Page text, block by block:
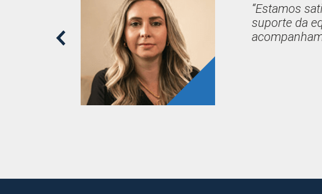
Pre
viou
“Estamos
suporte da